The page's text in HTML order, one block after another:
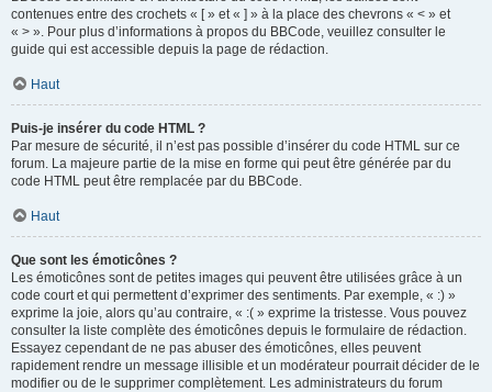
contenues entre des crochets « [ » et « ] » à la place des chevrons « < » et
« > ». Pour plus d’informations à propos du BBCode, veuillez consulter le
guide qui est accessible depuis la page de rédaction.
Haut
Puis-je insérer du code HTML ?
Par mesure de sécurité, il n’est pas possible d’insérer du code HTML sur ce
forum. La majeure partie de la mise en forme qui peut être générée par du
code HTML peut être remplacée par du BBCode.
Haut
Que sont les émoticônes ?
Les émoticônes sont de petites images qui peuvent être utilisées grâce à un
code court et qui permettent d’exprimer des sentiments. Par exemple, « :) »
exprime la joie, alors qu’au contraire, « :( » exprime la tristesse. Vous pouvez
consulter la liste complète des émoticônes depuis le formulaire de rédaction.
Essayez cependant de ne pas abuser des émoticônes, elles peuvent
rapidement rendre un message illisible et un modérateur pourrait décider de le
modifier ou de le supprimer complètement. Les administrateurs du forum